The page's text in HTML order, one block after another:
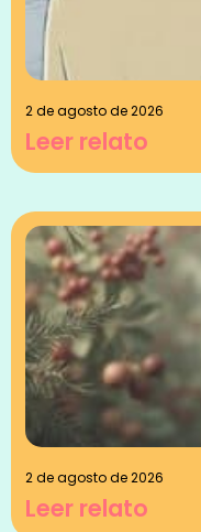
2 de agosto de 2026
Leer relato
2 de agosto de 2026
Leer relato